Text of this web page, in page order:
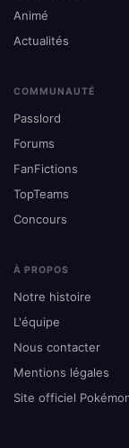
Animé
Actualités
COMMUNAUTÉ
Passlord
Forums
FanFictions
TopTeams
Concours
À PROPOS
Notre histoire
L'équipe
Nous contacter
Mentions légales
Site officiel